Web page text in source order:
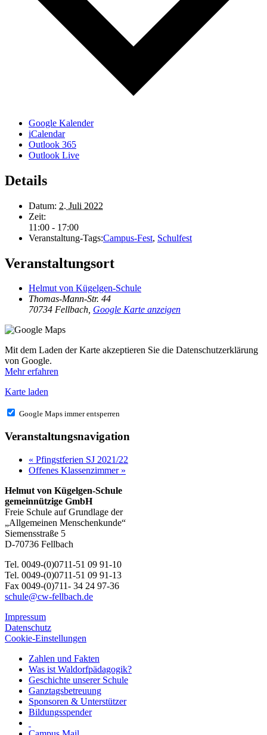
Google Kalender
iCalendar
Outlook 365
Outlook Live
Details
Datum: 2. Juli 2022
Zeit:
11:00 - 17:00
Veranstaltung-Tags:Campus-Fest, Schulfest
Veranstaltungsort
Helmut von Kügelgen-Schule
Thomas-Mann-Str. 44
70734 Fellbach, Google Karte anzeigen
Mit dem Laden der Karte akzeptieren Sie die Datenschutzerklärung
von Google.
Mehr erfahren
Karte laden
Google Maps immer entsperren
Veranstaltungsnavigation
« Pfingstferien SJ 2021/22
Offenes Klassenzimmer »
Helmut von Kügelgen-Schule
gemeinnützige GmbH
Freie Schule auf Grundlage der
„Allgemeinen Menschenkunde“
Siemensstraße 5
D-70736 Fellbach
Tel. 0049-(0)0711-51 09 91-10
Tel. 0049-(0)0711-51 09 91-13
Fax 0049-(0)711- 34 24 97-36
schule@cw-fellbach.de
Impressum
Datenschutz
Cookie-Einstellungen
Zahlen und Fakten
Was ist Waldorfpädagogik?
Geschichte unserer Schule
Ganztagsbetreuung
Sponsoren & Unterstützer
Bildungsspender